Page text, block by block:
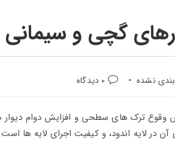
گچی و سیمانی
نشده 0 دیدگاه
وقوع ترک‌ های سطحی و افزایش دوام
در لایه اندود، و کیفیت اجرای لایه‌ ها